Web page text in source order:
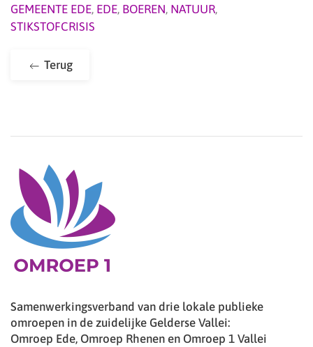
GEMEENTE EDE, EDE, BOEREN, NATUUR,
STIKSTOFCRISIS
Terug
Samenwerkingsverband van drie lokale publieke
omroepen in de zuidelijke Gelderse Vallei:
Omroep Ede, Omroep Rhenen en Omroep 1 Vallei